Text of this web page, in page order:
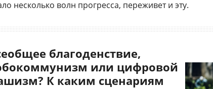
несколько волн прогресса, переживет и эту.
благоденствие,
или цифровой
К каким сценариям